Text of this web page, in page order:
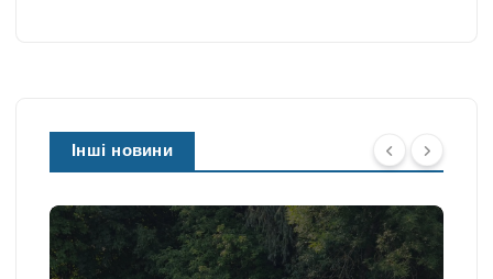
Інші новини